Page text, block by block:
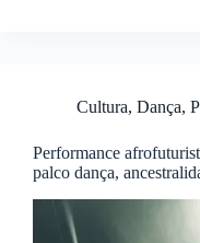
Cultura, Dança,
Performance
palco dança,